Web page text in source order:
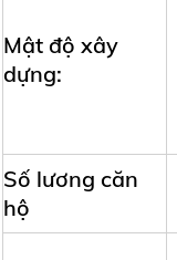
Mật độ xây
dựng:
Số lương căn
hộ